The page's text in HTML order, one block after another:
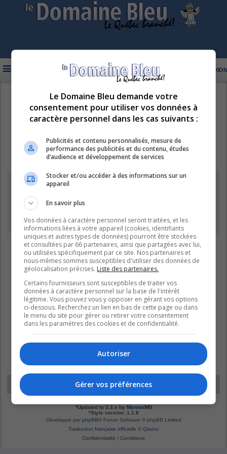
CONNEXION
INSCRIPTION
LE DOMAINE BLEU
Supprimer les cookies
Êtes-vous sûr de vouloir supprimer les cookies de ce forum ?
LE DOMAINE BLEU Fuseau horaire sur UTC-04:00
*Updated to 3.3.x by MannixMD
*Style version: 1.1.8
Développé par phpBB® Forum Software © phpBB Limited
Traduction française officielle © Qiaeru
Confidentialité | Conditions
Le Domaine Bleu demande votre
consentement pour utiliser vos données à
caractère personnel dans les cas suivants :
Publicités et contenu personnalisés, mesure de
performance des publicités et du contenu, études
d’audience et développement de services
Stocker et/ou accéder à des informations sur un
appareil
En savoir plus
Vos données à caractère personnel seront traitées, et les
informations liées à votre appareil (cookies, identifiants
uniques et autres types de données) pourront être stockées
et consultées par 66 partenaires, ainsi que partagées avec lui,
ou utilisées spécifiquement par ce site. Nos partenaires et
nous-mêmes sommes susceptibles d'utiliser des données de
géolocalisation précises. Liste des partenaires.
Certains fournisseurs sont susceptibles de traiter vos
données à caractère personnel sur la base de l'intérêt
légitime. Vous pouvez vous y opposer en gérant vos options
ci-dessous. Recherchez un lien en bas de cette page ou dans
le menu du site pour gérer ou retirer votre consentement
dans les paramètres des cookies et de confidentialité.
Autoriser
Gérer vos préférences